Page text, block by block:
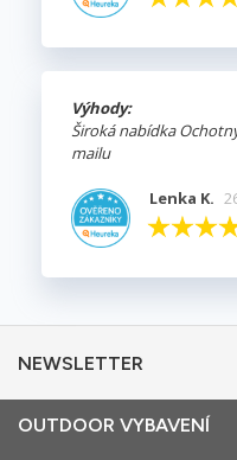
Výhody:
Široká nabídka
mailu
Lenka K.
NEWSLETTER
OUTDOOR VYBAVENÍ